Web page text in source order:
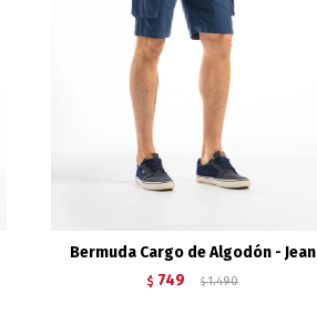
Bermuda Cargo de Algodón - Jean
$ 749 $ 1.490